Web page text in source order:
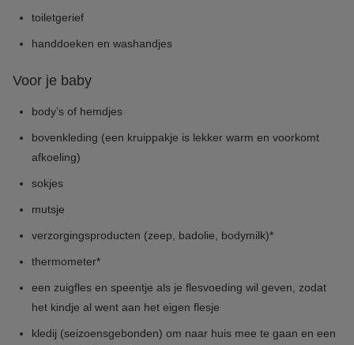
toiletgerief
handdoeken en washandjes
Voor je baby
body’s of hemdjes
bovenkleding (een kruippakje is lekker warm en voorkomt
afkoeling)
sokjes
mutsje
verzorgingsproducten (zeep, badolie, bodymilk)*
thermometer*
een zuigfles en speentje als je flesvoeding wil geven, zodat
het kindje al went aan het eigen flesje
kledij (seizoensgebonden) om naar huis mee te gaan en een